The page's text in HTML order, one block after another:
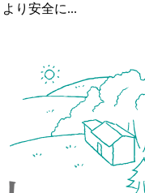
り安全に...